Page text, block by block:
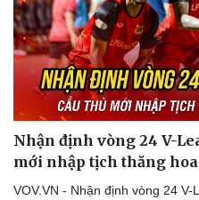
Nhận định vòng 24 V-
mới nhập tịch thăng hoa
VOV.VN - Nhận định vòng 24